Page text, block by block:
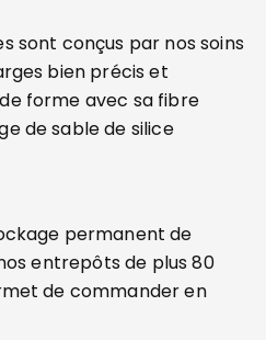
sont conçus par nos soins
bien précis et
forme avec sa fibre
de sable de silice
permanent de
entrepôts de plus 80
de commander en